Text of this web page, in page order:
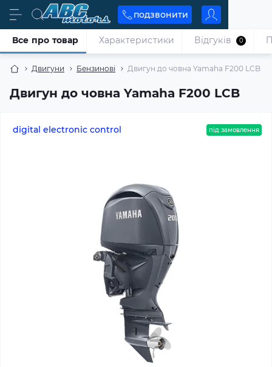
подзвонити
Двигуни Бензинові Двигун до човна Yamaha F200 LCB
Двигун до човна Yamaha F200 LCB
Все про товар Характеристики Відгуків 0
digital electronic control під замовлення